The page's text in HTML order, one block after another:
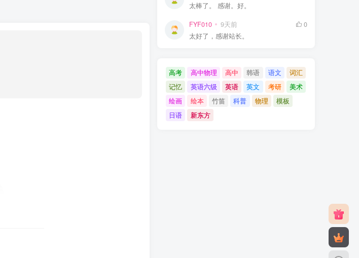
太棒了。 感谢。好。
FYF010 9天前
0
太好了，感谢站长。
高考 高中物理 高中 韩语 语文
词汇
记忆
英语六级 英语 英文 考研
美术
绘画
绘本 竹笛 科普 物理
模板
日语
新东方